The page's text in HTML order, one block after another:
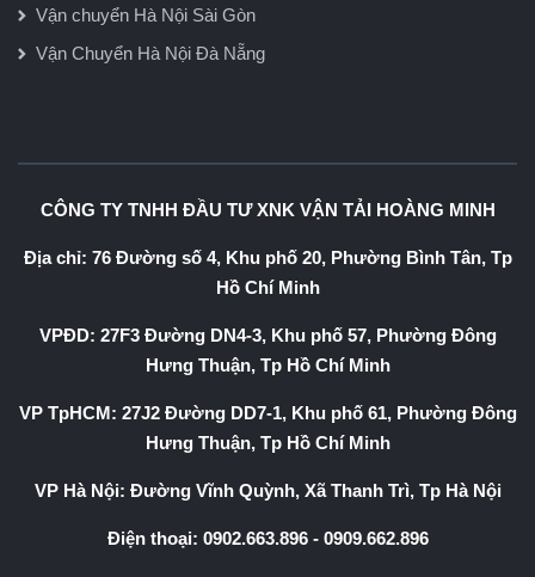
Vận chuyển Hà Nội Sài Gòn
Vận Chuyển Hà Nội Đà Nẵng
CÔNG TY TNHH ĐẦU TƯ XNK VẬN TẢI HOÀNG MINH
Địa chỉ: 76 Đường số 4, Khu phố 20, Phường Bình Tân, Tp
Hồ Chí Minh
VPĐD: 27F3 Đường DN4-3, Khu phố 57, Phường Đông
Hưng Thuận, Tp Hồ Chí Minh
VP TpHCM: 27J2 Đường DD7-1, Khu phố 61, Phường Đông
Hưng Thuận, Tp Hồ Chí Minh
VP Hà Nội: Đường Vĩnh Quỳnh, Xã Thanh Trì, Tp Hà Nội
Điện thoại: 0902.663.896- 0909.662.896